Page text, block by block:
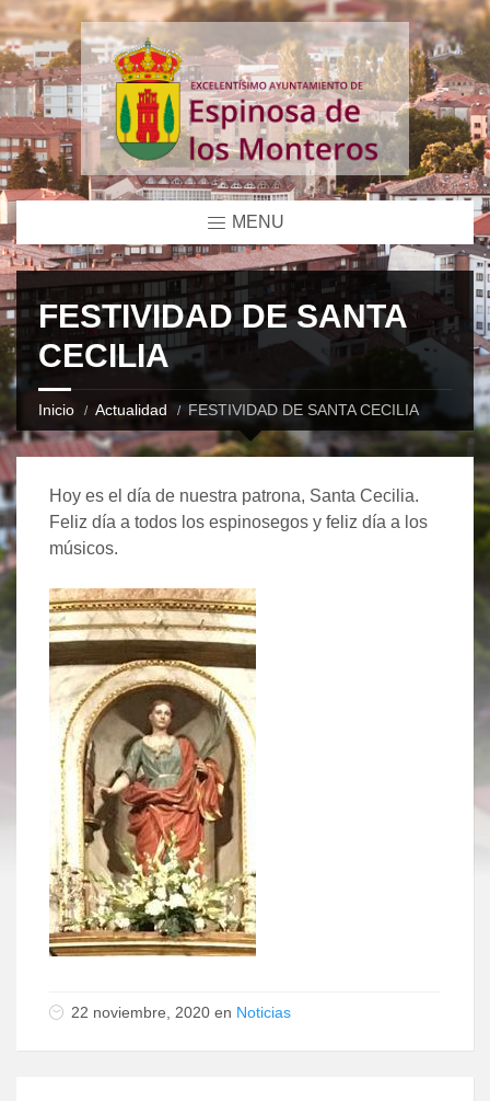
MENU
FESTIVIDAD DE SANTA
CECILIA
Inicio Actualidad FESTIVIDAD DE SANTA CECILIA
Hoy es el día de nuestra patrona, Santa Cecilia.
Feliz día a todos los espinosegos y feliz día a los
músicos.
22 noviembre, 2020 en Noticias